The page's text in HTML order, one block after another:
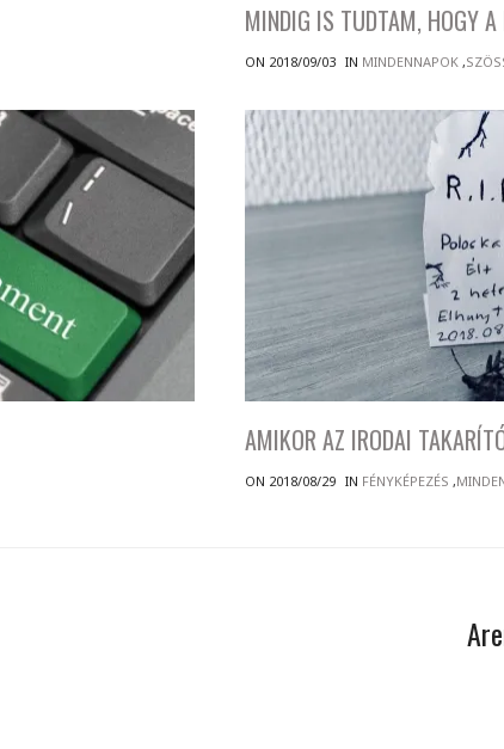
MINDIG IS TUDTAM, HOGY A
ON 2018/09/03 IN MINDENNAPOK ,
AMIKOR AZ IRODAI
ON 2018/08/29 IN FÉNYKÉPEZÉS ,